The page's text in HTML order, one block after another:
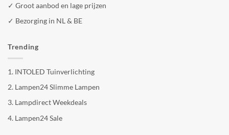
✓ Groot aanbod en lage prijzen
✓ Bezorging in NL & BE
Trending
1. INTOLED Tuinverlichting
2. Lampen24 Slimme Lampen
3. Lampdirect Weekdeals
4. Lampen24 Sale